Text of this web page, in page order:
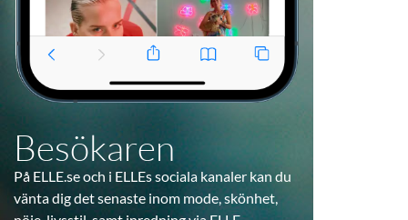
Besökaren
På ELLE.se och i ELLEs sociala kanaler kan du
vänta dig det senaste inom mode, skönhet,